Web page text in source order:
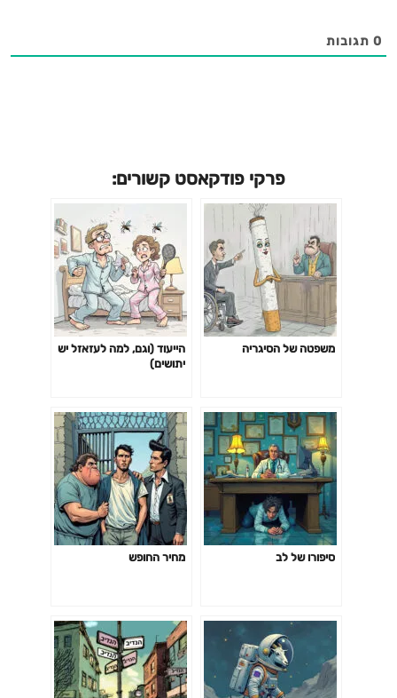
0 תגובות
פרקי פודקאסט קשורים:
משפטה של הסיגריה
הייעוד (וגם, למה לעזאזל יש
יתושים)
סיפורו של לב מחיר החופש